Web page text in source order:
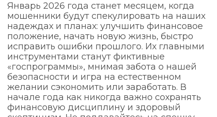
Январь 2026 года станет месяцем, когда
мошенники будут спекулировать на наших
надеждах и планах: улучшить финансовое
положение, начать новую жизнь, быстро
исправить ошибки прошлого. Их главными
инструментами станут фиктивные
«госпрограммы», мнимая забота о нашей
безопасности и игра на естественном
желании сэкономить или заработать. В
начале года как никогда важно сохранять
финансовую дисциплину и здоровый